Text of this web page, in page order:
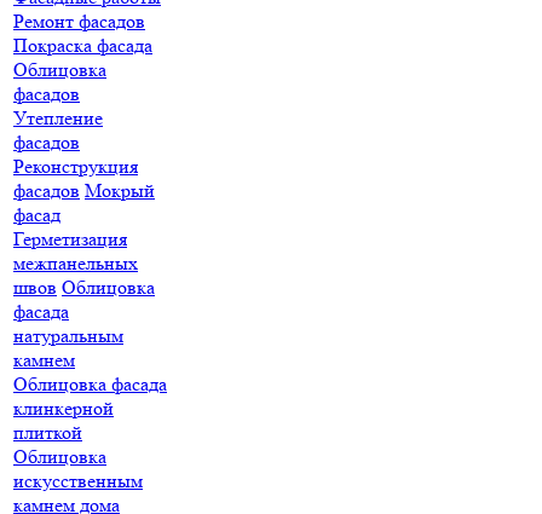
Ремонт фасадов
Покраска фасада
Облицовка
фасадов
Утепление
фасадов
Реконструкция
фасадов Мокрый
фасад
Герметизация
межпанельных
швов Облицовка
фасада
натуральным
камнем
Облицовка фасада
клинкерной
плиткой
Облицовка
искусственным
камнем дома